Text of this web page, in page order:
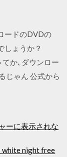
ードのDVDの
しょうか？
か､ダウンロー
じゃん 公式から
ーに表示されな
white night free